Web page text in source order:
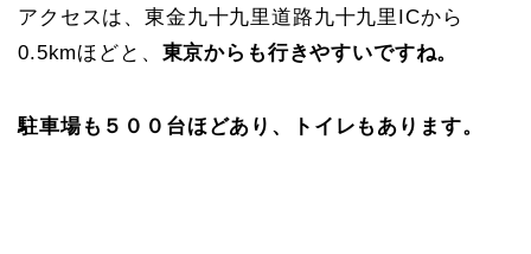
アクセスは、東金九十九里道路九十九里ICから
0.5kmほどと、 東京からも行きやすいですね。
駐車場も５００台ほどあり、トイレもあります。